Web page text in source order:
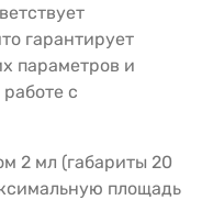
гарантирует
параметров и
с
2 мл (габариты 20
площадь